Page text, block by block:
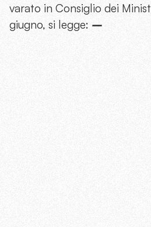
varato in Consiglio dei
giugno, si legge: –